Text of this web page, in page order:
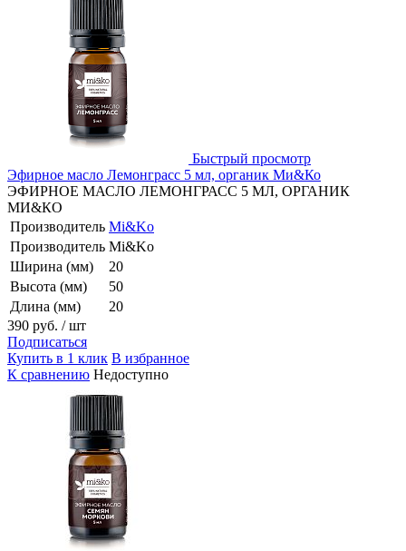
Быстрый просмотр
Эфирное масло Лемонграсс 5 мл, органик Ми&Ко
ЭФИРНОЕ МАСЛО ЛЕМОНГРАСС 5 МЛ, ОРГАНИК
МИ&КО
Производитель Mi&Ko
Производитель Mi&Ko
Ширина (мм)
20
Высота (мм)
50
Длина (мм)
20
390 руб. / шт
Подписаться
Купить в 1 клик В избранное
К сравнению Недоступно